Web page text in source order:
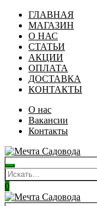
ГЛАВНАЯ
МАГАЗИН
О НАС
СТАТЬИ
АКЦИИ
ОПЛАТА
ДОСТАВКА
КОНТАКТЫ
О нас
Вакансии
Контакты
0